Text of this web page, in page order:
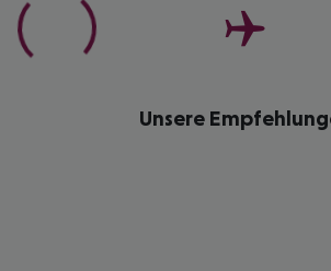
Unsere